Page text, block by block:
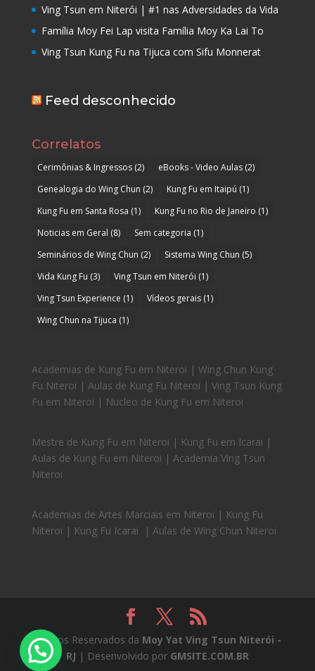
Ving Tsun em Niterói | #1 nas Adversidades da Vida
Família Moy Fei Lap visita Família Moy Ka Lai To
Ving Tsun Kung Fu na Tijuca com Sifu Monnerat
Feed desconhecido
Correlatos
Cerimônias & Ingressos(2) eBooks - Video Aulas(2)
Genealogia do Wing Chun (2) Kung Fu em Itaipú (1)
Kung Fu em Santa Rosa (1) Kung Fu no Rio de Janeiro (1)
Noticias em Geral (8) Sem categoria (1)
Seminários de Wing Chun (2) Sistema Wing Chun (5)
Vida Kung Fu (3) Ving Tsun em Niterói (1)
Ving Tsun Experience (1) Vídeos gerais(1)
Wing Chun na Tijuca (1)
Academias de Kung Fu em Niteroi | Wing Chun Kung
Fu Niteroi | Aulas de Kung Fu Niteroi | Ving Tsun Kung
Fu em Niteroi | Nucleo de Kung Fu em Niteroi
Mestre de Kung Fu em Niteroi | Kung Fu em Icarai |
Aulas de Kung Fu em Niteroi | Academia Ving Tsun
Niteroi
Academias de Artes Marciais em Niteroi | Kung Fu
Niteroi | Kung Fu Icarai
| Aulas de Wing Chun Niteroi
Direitos Reservados da Moy Yat Ving Tsun Niterói -
RJ | Desenvolvido por GMSITE.COM.BR